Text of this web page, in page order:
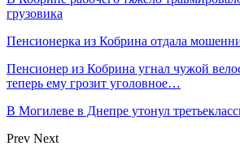
грузовика
Пенсионерка из Кобрина отдала
Пенсионер из Кобрина угнал чужой
теперь ему грозит уголовное…
В Могилеве в Днепре утонул
Prev Next